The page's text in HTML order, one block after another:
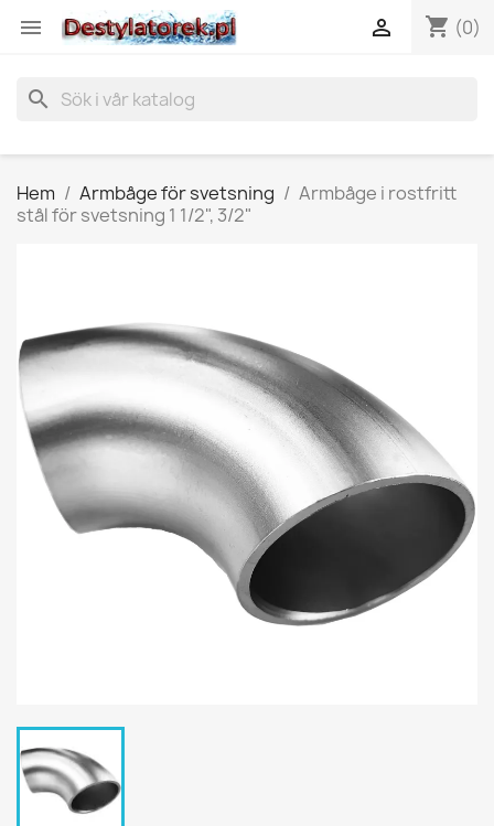
 shopping_cart (0)

search
Hem Armbåge för svetsning
Armbåge i rostfritt
stål för svetsning 1 1/2", 3/2"